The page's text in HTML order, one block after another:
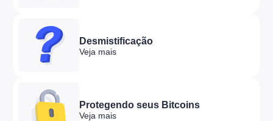
Desmistificação
Veja mais
Protegendo seus Bitcoins
Veja mais